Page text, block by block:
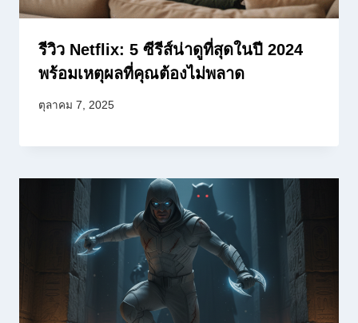
รีวิว Netflix: 5 ซีรีส์น่าดูที่สุดในปี 2024
พร้อมเหตุผลที่คุณต้องไม่พลาด
ตุลาคม 7, 2025